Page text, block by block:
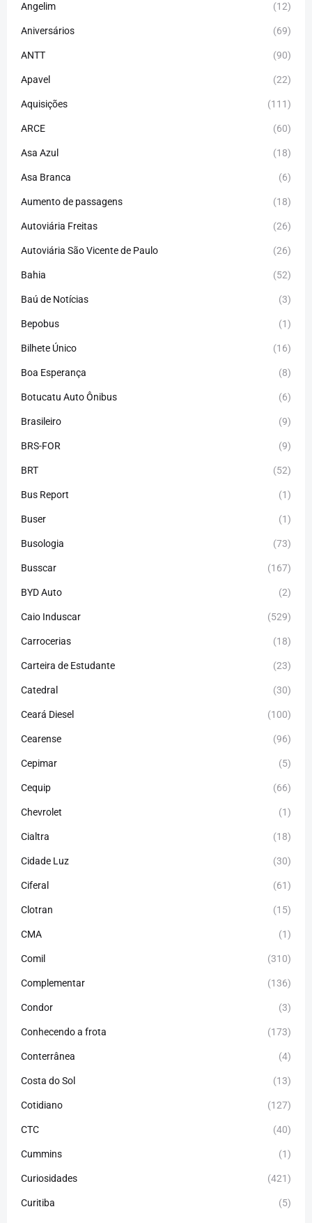
Angelim (12)
Aniversários (69)
ANTT (90)
Apavel (22)
Aquisições (111)
ARCE (60)
Asa Azul (18)
Asa Branca (6)
Aumento de passagens (18)
Autoviária Freitas (26)
Autoviária São Vicente de Paulo (26)
Bahia (52)
Baú de Notícias (3)
Bepobus (1)
Bilhete Único (16)
Boa Esperança (8)
Botucatu Auto Ônibus (6)
Brasileiro (9)
BRS-FOR (9)
BRT (52)
Bus Report (1)
Buser (1)
Busologia (73)
Busscar (167)
BYD Auto (2)
Caio Induscar (529)
Carrocerias (18)
Carteira de Estudante (23)
Catedral (30)
Ceará Diesel (100)
Cearense (96)
Cepimar (5)
Cequip (66)
Chevrolet (1)
Cialtra (18)
Cidade Luz (30)
Ciferal (61)
Clotran (15)
CMA (1)
Comil (310)
Complementar (136)
Condor (3)
Conhecendo a frota (173)
Conterrânea (4)
Costa do Sol (13)
Cotidiano (127)
CTC (40)
Cummins (1)
Curiosidades (421)
Curitiba (5)